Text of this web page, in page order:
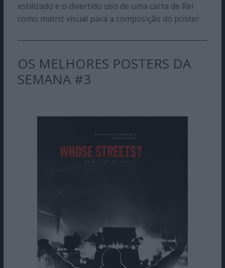
estilizado e o divertido uso de uma carta de Rei
como matriz visual para a composição do poster.
OS MELHORES POSTERS DA
SEMANA #3